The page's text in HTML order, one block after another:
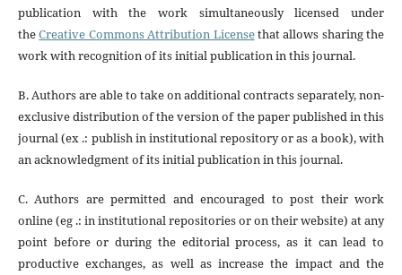
publication with the work simultaneously licensed under
theCreative Commons Attribution Licensethat allows sharing the
work with recognition of its initial publication in this journal.
B. Authors are able to take on additional contracts separately, non-
exclusive distribution of the version of the paper published in this
journal (ex .: publish in institutional repository or as a book), with
an acknowledgment of its initial publication in this journal.
C. Authors are permitted and encouraged to post their work
online (eg .: in institutional repositories or on their website) at any
point before or during the editorial process, as it can lead to
productive exchanges, as well as increase the impact and the